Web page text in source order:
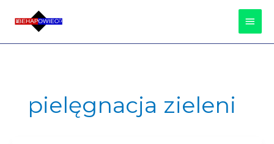
pielęgnacja zieleni